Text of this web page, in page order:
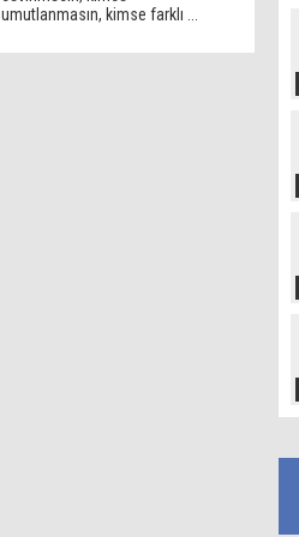
umutlanmasın, kimse farklı ...